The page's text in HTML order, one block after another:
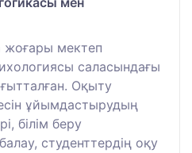
жоғары мектеп
саласындағы
Оқыту
ұйымдастырудың
білім беру
студенттердің оқу